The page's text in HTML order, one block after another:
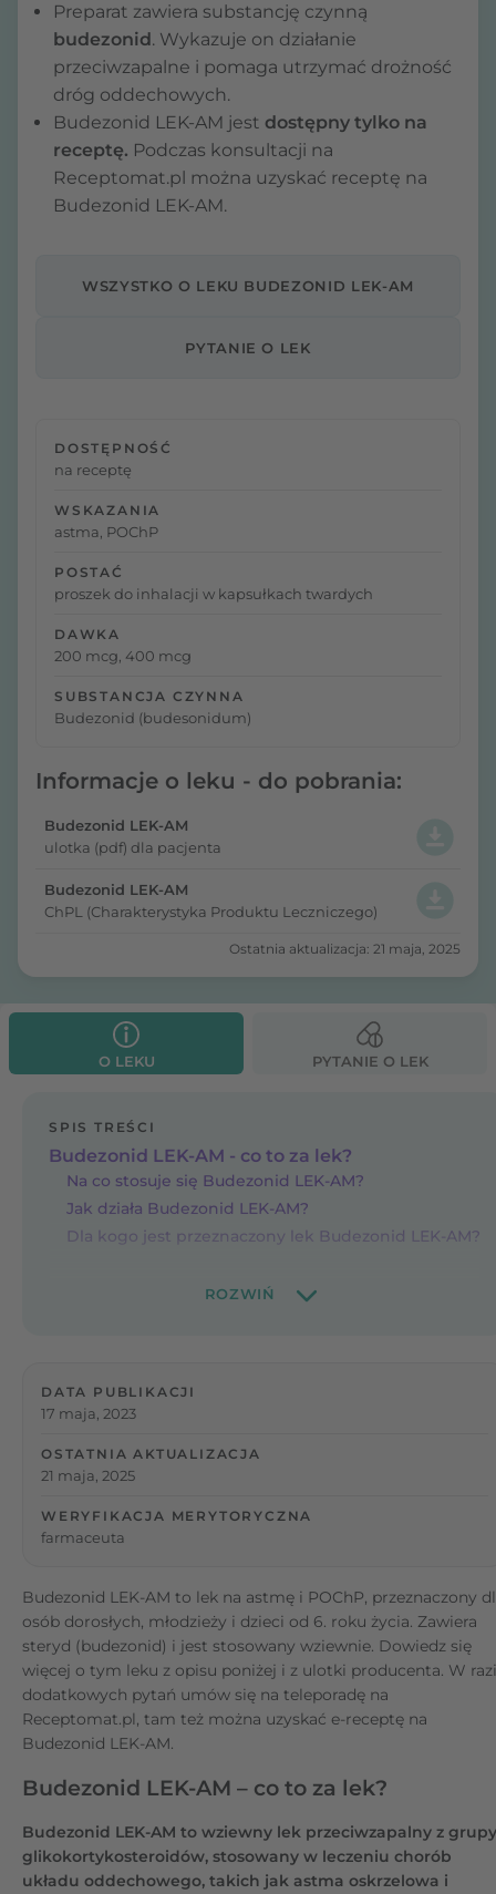
Preparat zawiera substancję czynną
budezonid . Wykazuje on działanie
przeciwzapalne i pomaga utrzymać drożność
dróg oddechowych.
Budezonid LEK-AM jest dostępny tylko na
receptę. Podczas konsultacji na
Receptomat.pl można uzyskać receptę na
Budezonid LEK-AM.
WSZYSTKO O LEKU BUDEZONID LEK-AM
PYTANIE O LEK
DOSTĘPNOŚĆ
na receptę
WSKAZANIA
astma, POChP
POSTAĆ
proszek do inhalacji w kapsułkach twardych
DAWKA
200 mcg, 400 mcg
SUBSTANCJA CZYNNA
Budezonid (budesonidum)
Informacje o leku - do pobrania:
Budezonid LEK-AM
ulotka (pdf) dla pacjenta
Budezonid LEK-AM
ChPL (Charakterystyka Produktu Leczniczego)
Ostatnia aktualizacja: 21 maja, 2025
O LEKU PYTANIE O LEK
SPIS TREŚCI
Budezonid LEK-AM - co to za lek?
Na co stosuje się Budezonid LEK-AM?
Jak działa Budezonid LEK-AM?
Dla kogo jest przeznaczony lek Budezonid LEK-AM?
DATA PUBLIKACJI
17 maja, 2023
OSTATNIA AKTUALIZACJA
21 maja, 2025
WERYFIKACJA MERYTORYCZNA
farmaceuta
Budezonid LEK-AM to lek na astmę i POChP, przeznaczony
osób dorosłych, młodzieży i dzieci od 6. roku życia. Zawiera
steryd (budezonid) i jest stosowany wziewnie. Dowiedz się
więcej o tym leku z opisu poniżej i z ulotki producenta. W
dodatkowych pytań umów się na teleporadę na
Receptomat.pl, tam też można uzyskać e-receptę na
Budezonid LEK-AM.
Budezonid LEK-AM – co to za lek?
Budezonid LEK-AM to wziewny lek przeciwzapalny z grupy
glikokortykosteroidów, stosowany w leczeniu chorób
układu oddechowego, takich jak astma oskrzelowa i